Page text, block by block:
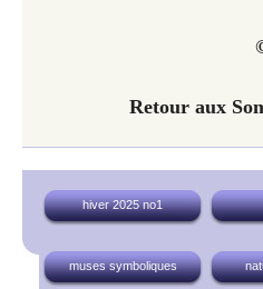
Retour aux
hiver 2025 no1
muses symboliques